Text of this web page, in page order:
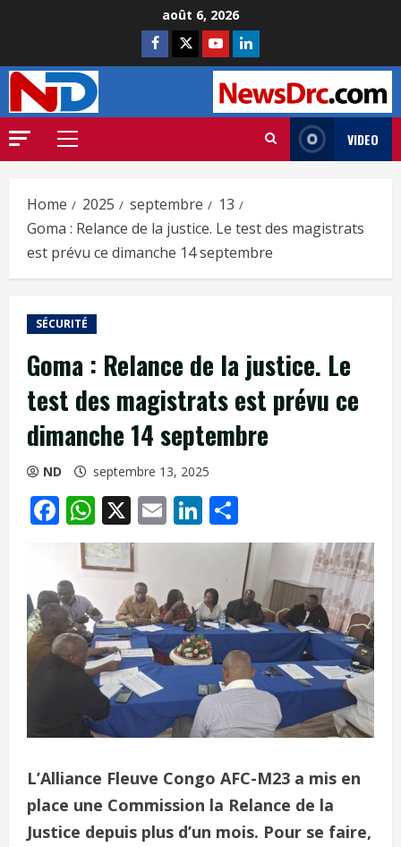
août 6, 2026
VIDEO
Home 2025 septembre
13
Goma : Relance de la justice. Le test des magistrats
est prévu ce dimanche 14 septembre
SÉCURITÉ
Goma : Relance de la justice. Le
test des magistrats est prévu ce
dimanche 14 septembre
ND septembre 13, 2025
Facebook
WhatsApp
X EmailLinkedIn
L’Alliance Fleuve Congo AFC-M23 a mis en
place une Commission la Relance de la
Justice depuis plus d’un mois. Pour se faire,